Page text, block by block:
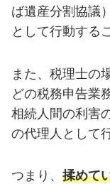
ば遺産分割協議
として行動する
また、税理士の
どの税務申告業
相続人間の利害
の代理人として
つまり、 揉めて